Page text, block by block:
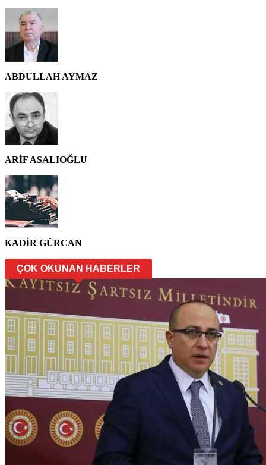
ABDULLAH AYMAZ
ARİF ASALIOĞLU
KADİR GÜRCAN
ÇOK OKUNAN HABERLER